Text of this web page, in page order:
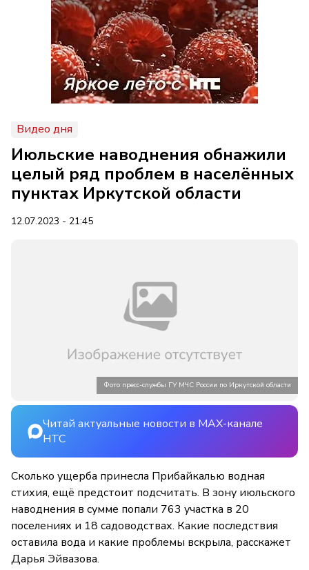
Видео дня
Июльские наводнения обнажили
целый ряд проблем в населённых
пунктах Иркутской области
12.07.2023 - 21:45
Фото пресс-службы ГУ МЧС России по Иркутской области
Читай актуальные новости в MAX-канале
НТС
Сколько ущерба принесла Прибайкалью водная
стихия, ещё предстоит подсчитать. В зону июльского
наводнения в сумме попали 763 участка в 20
поселениях и 18 садоводствах. Какие последствия
оставила вода и какие проблемы вскрыла, расскажет
Дарья Эйвазова.